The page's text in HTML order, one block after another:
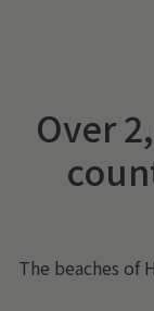
Over
The beaches of